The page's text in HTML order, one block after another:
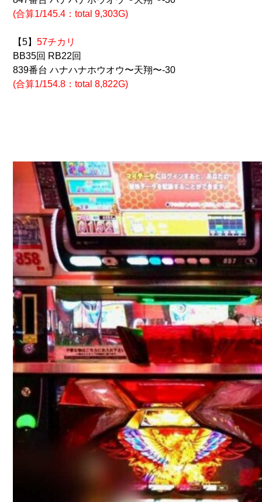
(合算1/145.4：total 9,303G)
【5】57チカリ
BB35回 RB22回
839番台 ハナハナホウオウ〜天翔〜-30
(合算1/154.8 ：total 8,822G)